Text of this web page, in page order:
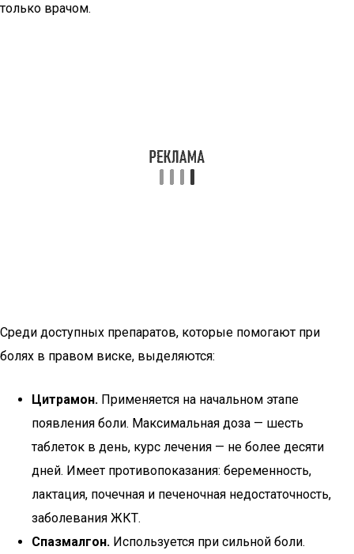
только врачом.
Среди доступных препаратов, которые помогают при
болях в правом виске, выделяются:
Цитрамон. Применяется на начальном этапе
появления боли. Максимальная доза — шесть
таблеток в день, курс лечения — не более десяти
дней. Имеет противопоказания: беременность,
лактация, почечная и печеночная недостаточность,
заболевания ЖКТ.
Спазмалгон. Используется при сильной боли.